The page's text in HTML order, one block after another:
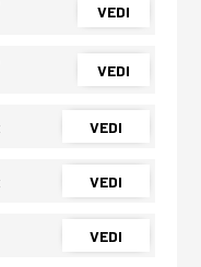
VEDI
VEDI
VEDI
VEDI
VEDI